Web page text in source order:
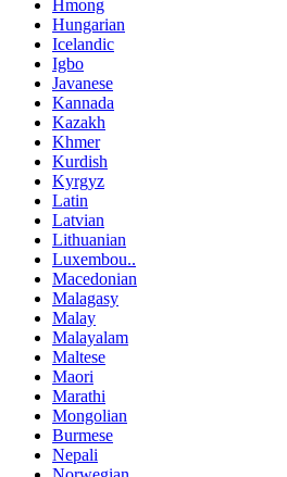
Hmong
Hungarian
Icelandic
Igbo
Javanese
Kannada
Kazakh
Khmer
Kurdish
Kyrgyz
Latin
Latvian
Lithuanian
Luxembou..
Macedonian
Malagasy
Malay
Malayalam
Maltese
Maori
Marathi
Mongolian
Burmese
Nepali